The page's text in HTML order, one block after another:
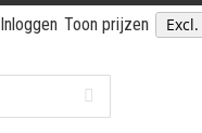
Inloggen Toon prijzen